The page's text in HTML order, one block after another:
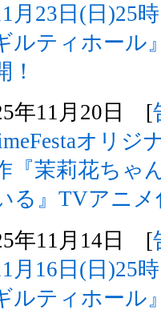
月23日(日)25
ルティホール
！
年11月20日 [
オリジ
『茉莉花ちゃ
る』TVアニメ
年11月14日 [
月16日(日)25
ルティホー